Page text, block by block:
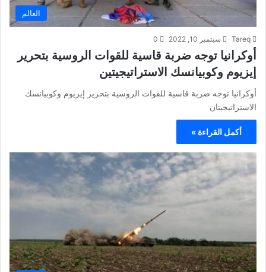
العالم
Tareq سبتمبر 10, 2022 0
أوكرانيا توجه ضربة قاسية للقوات الروسية بتحرير
إيزيوم وكوبيانسك الاستراتيجيتين
أوكرانيا توجه ضربة قاسية للقوات الروسية بتحرير إيزيوم وكوبيانسك
الاستراتيجيتان
أكمل القراءة »